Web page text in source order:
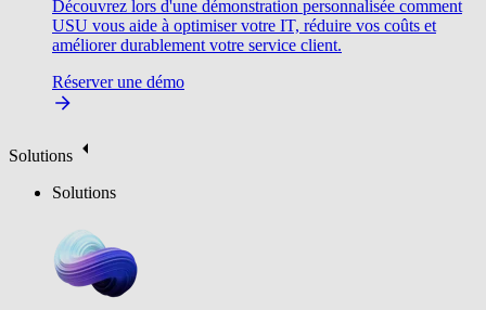
Découvrez lors d'une démonstration personnalisée comment
USU vous aide à optimiser votre IT, réduire vos coûts et
améliorer durablement votre service client.
Réserver une démo
Solutions
Solutions